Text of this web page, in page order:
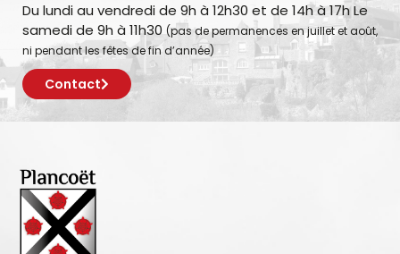
Du lundi au vendredi de 9h à 12h30 et de 14h à 17h Le
samedi de 9h à 11h30 (pas de permanences en juillet et août,
ni pendant les fêtes de fin d’année)
Contact